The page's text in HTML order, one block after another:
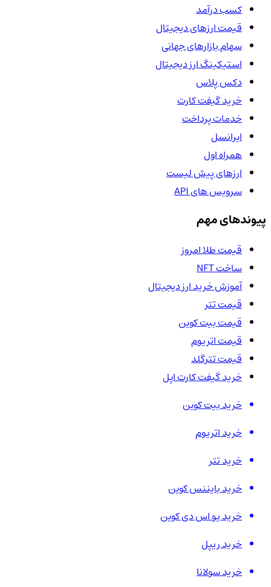
کسب درآمد
قیمت ارزهای دیجیتال
سهام بازارهای جهانی
استیکینگ ارز دیجیتال
دکس پلاس
خرید گیفت کارت
خدمات پرداخت
ایرانسل
همراه اول
ارزهای پیش لیست
سرویس های API
پیوندهای مهم
قیمت طلا امروز
ساخت NFT
آموزش خرید ارز دیجیتال
قیمت تتر
قیمت بیت کوین
قیمت اتریوم
قیمت تترگلد
خرید گیفت کارت اپل
خرید بیت کوین
خرید اتریوم
خرید تتر
خرید بایننس کوین
خرید یو اس دی کوین
خرید ریپل
خرید سولانا